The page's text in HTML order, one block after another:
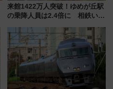
来館1422万人突破！ゆめが丘駅
の乗降人員は2.4倍に 相鉄いず
年祭にそうにゃん＆DB.スター
マンが登場